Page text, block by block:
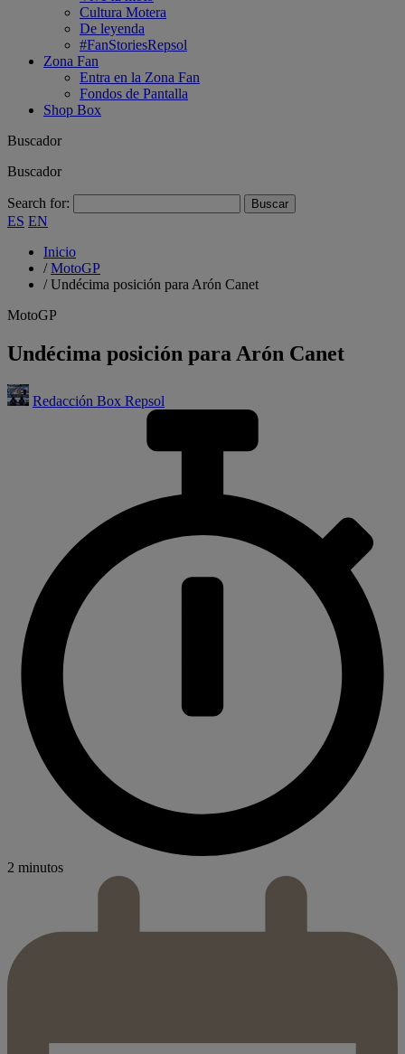
Cultura Motera
De leyenda
#FanStoriesRepsol
Zona Fan
Entra en la Zona Fan
Fondos de Pantalla
Shop Box
Buscador
Buscador
Search for:
ES EN
Inicio
/MotoGP
/Undécima posición para Arón Canet
MotoGP
Undécima posición para Arón Canet
Redacción Box Repsol
2 minutos